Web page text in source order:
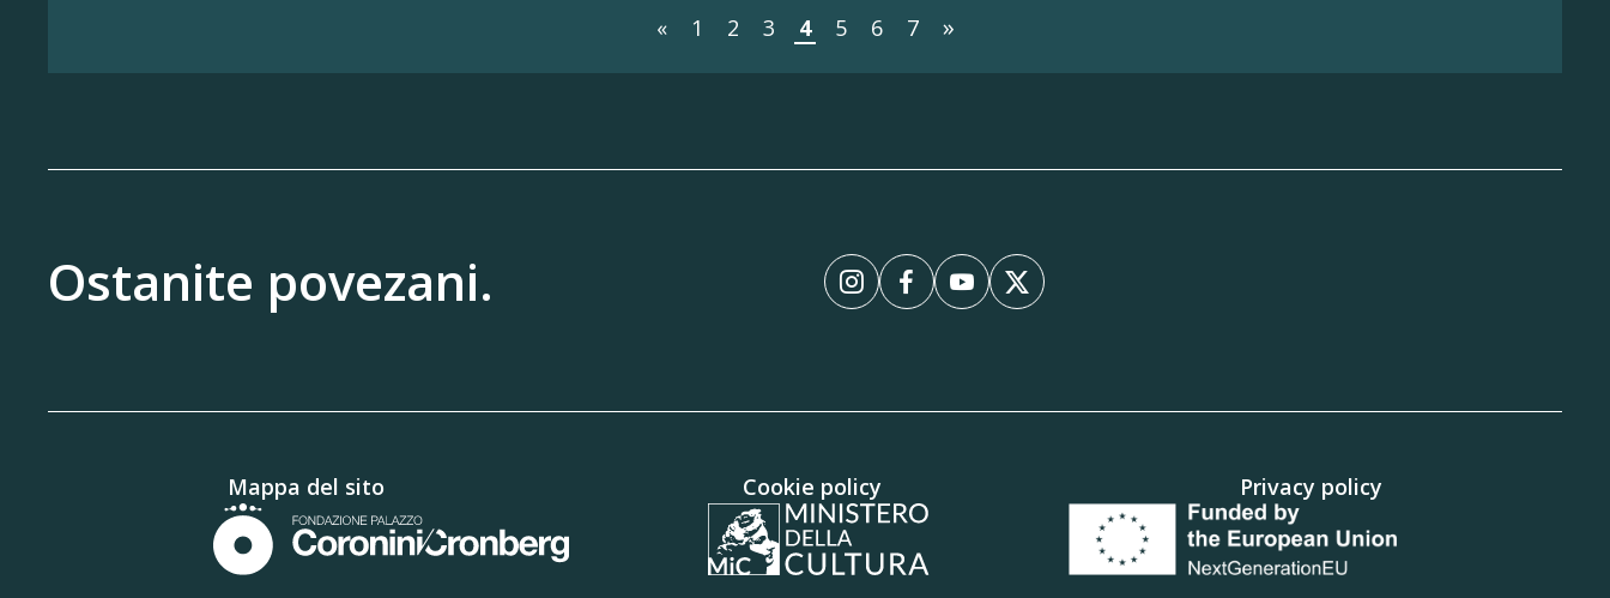
« 1 2 3 4 5 6 7 »
Ostanite povezani. InstagramInstagram
FacebookFacebook
YouTubeYouTube
XX
Mappa del sito Cookie policy Privacy policy